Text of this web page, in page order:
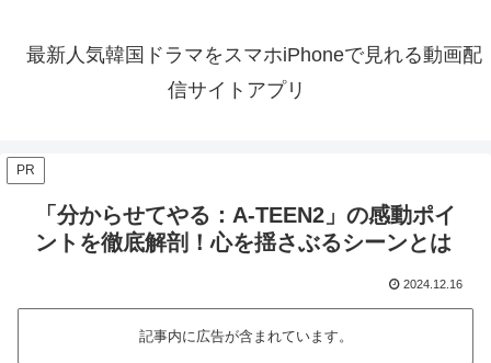
最新人気韓国ドラマをスマホiPhoneで見れる動画配
信サイトアプリ
PR
「分からせてやる：A-TEEN2」の感動ポイ
ントを徹底解剖！心を揺さぶるシーンとは
2024.12.16
記事内に広告が含まれています。